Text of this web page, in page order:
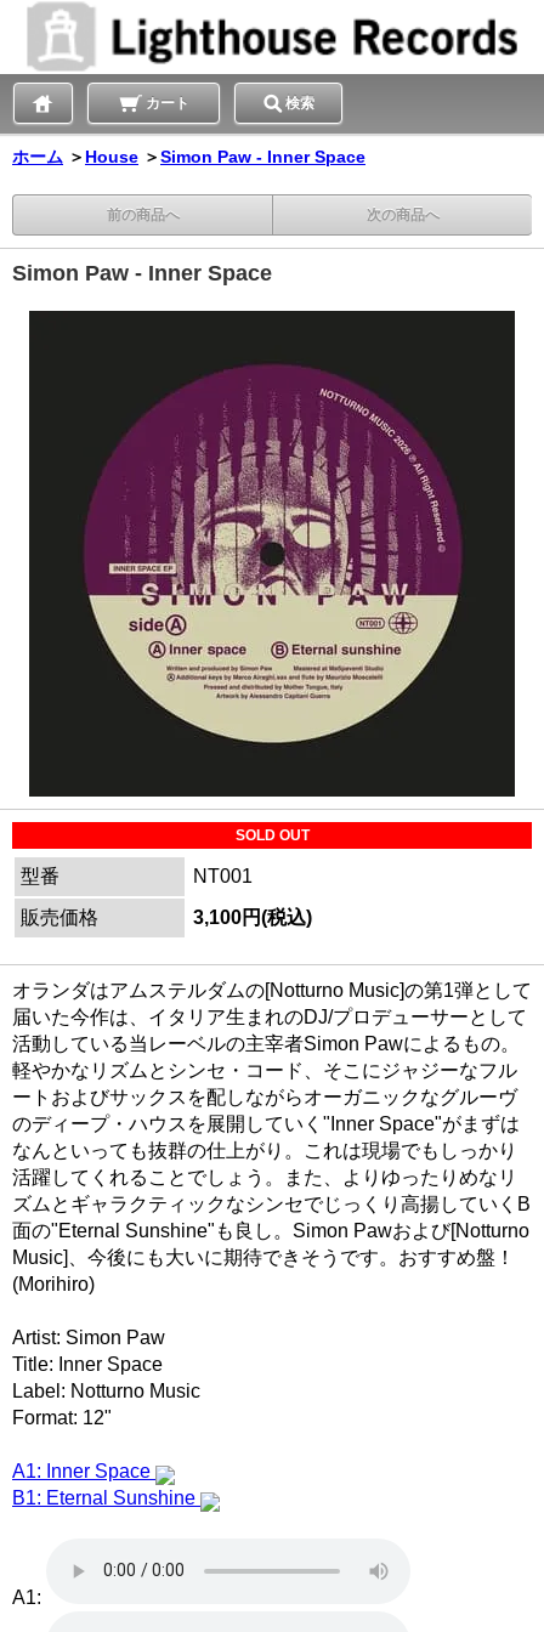
カート 検索
ホーム ＞ House ＞Simon Paw - Inner Space
前の商品へ 次の商品へ
Simon Paw - Inner Space
SOLD OUT
型番
NT001
販売価格
3,100円(税込)
オランダはアムステルダムの[Notturno Music]の第1弾として
届いた今作は、イタリア生まれのDJ/プロデューサーとして
活動している当レーベルの主宰者Simon Pawによるもの。
軽やかなリズムとシンセ・コード、そこにジャジーなフル
ートおよびサックスを配しながらオーガニックなグルーヴ
のディープ・ハウスを展開していく"Inner Space"がまずは
なんといっても抜群の仕上がり。これは現場でもしっかり
活躍してくれることでしょう。また、よりゆったりめなリ
ズムとギャラクティックなシンセでじっくり高揚していくB
面の"Eternal Sunshine"も良し。Simon Pawおよび[Notturno
Music]、今後にも大いに期待できそうです。おすすめ盤！
(Morihiro)
Artist: Simon Paw
Title: Inner Space
Label: Notturno Music
Format: 12"
A1: Inner Space
B1: Eternal Sunshine
A1: